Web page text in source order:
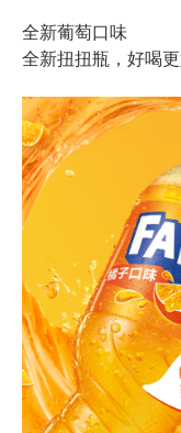
全新葡萄口味
全新扭扭瓶，好喝